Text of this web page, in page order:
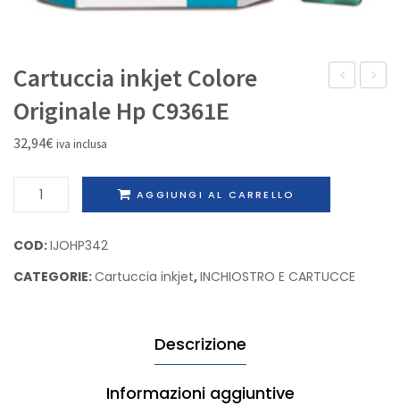
Cartuccia inkjet Colore
Originale Hp C9361E
32,94€ iva inclusa
Cartuccia
inkjet
Originale
Hp
AGGIUNGI AL CARRELLO
COD:IJOHP342
CATEGORIE:Cartuccia inkjet,INCHIOSTRO E CARTUCCE
Descrizione
Informazioni aggiuntive